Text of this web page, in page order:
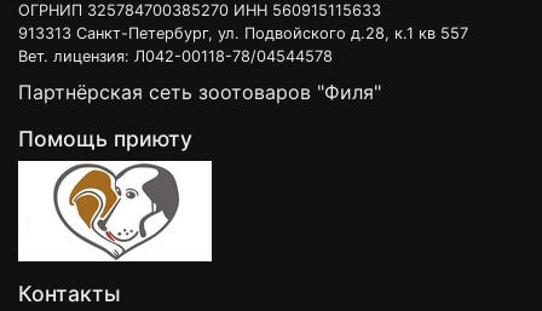
ОГРНИП 325784700385270 ИНН 560915115633
913313 Санкт-Петербург, ул. Подвойского д.28, к.1 кв 557
Вет. лицензия: Л042-00118-78/04544578
Партнёрская сеть зоотоваров "Филя"
Помощь приюту
Контакты